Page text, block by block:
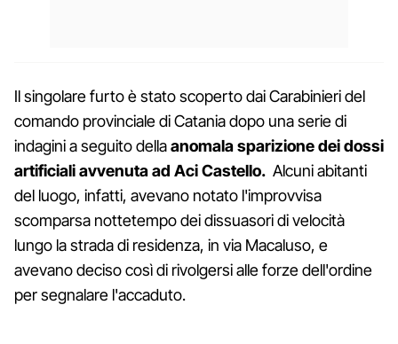
Il singolare furto è stato scoperto dai Carabinieri del
comando provinciale di Catania dopo una serie di
indagini a seguito dellaanomala sparizione dei dossi
artificiali avvenuta ad Aci Castello. Alcuni abitanti
del luogo, infatti, avevano notato l'improvvisa
scomparsa nottetempo dei dissuasori di velocità
lungo la strada di residenza, in via Macaluso, e
avevano deciso così di rivolgersi alle forze dell'ordine
per segnalare l'accaduto.